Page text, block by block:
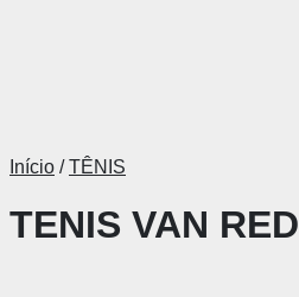
Início / TÊNIS
TENIS VAN RED